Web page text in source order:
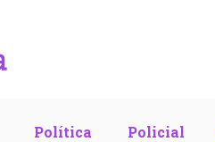
Política Policial